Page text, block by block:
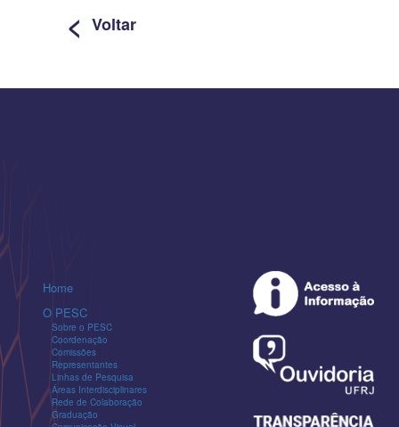
< Voltar
Home
O PESC
Sobre o PESC
Coordenação
Comissões
Representantes
Linhas de Pesquisa
Áreas Interdisciplinares
Rede de Colaboração
Graduação